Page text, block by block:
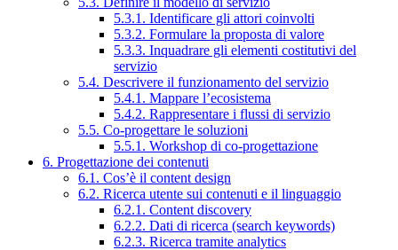
5.3.1. Identificare gli attori coinvolti
5.3.2. Formulare la proposta di valore
5.3.3. Inquadrare gli elementi costitutivi del
servizio
5.4. Descrivere il funzionamento del servizio
5.4.1. Mappare l’ecosistema
5.4.2. Rappresentare i flussi di servizio
5.5. Co-progettare le soluzioni
5.5.1. Workshop di co-progettazione
6. Progettazione dei contenuti
6.1. Cos’è il content design
6.2. Ricerca utente sui contenuti e il linguaggio
6.2.1. Content discovery
6.2.2. Dati di ricerca (search keywords)
6.2.3. Ricerca tramite analytics